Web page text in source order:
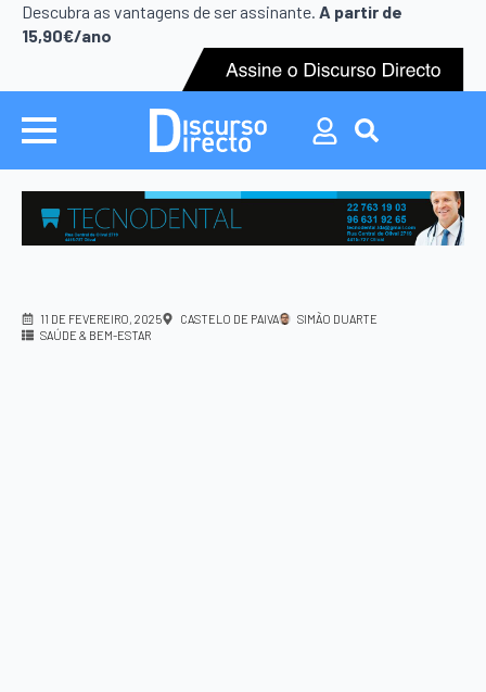
Descubra as vantagens de ser assinante. A partir de
15,90€/ano
Search
for:
Search
11 DE FEVEREIRO, 2025 CASTELO DE PAIVA
SIMÃO DUARTE
SAÚDE & BEM-ESTAR